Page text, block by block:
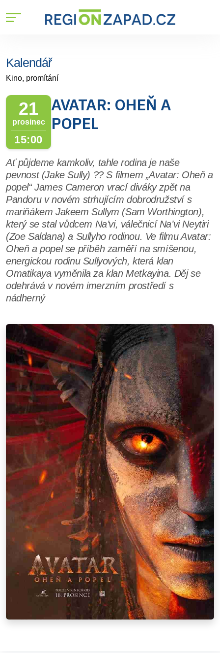
Kalendář
Kino, promítání
21
prosinec
15:00
AVATAR: OHEŇ A
POPEL
Ať půjdeme kamkoliv, tahle rodina je naše
pevnost (Jake Sully) ?? S filmem „Avatar: Oheň a
popel“ James Cameron vrací diváky zpět na
Pandoru v novém strhujícím dobrodružství s
mariňákem Jakeem Sullym (Sam Worthington),
který se stal vůdcem Na’vi, válečnicí Na’vi Neytiri
(Zoe Saldana) a Sullyho rodinou. Ve filmu Avatar:
Oheň a popel se příběh zaměří na smíšenou,
energickou rodinu Sullyových, která klan
Omatikaya vyměnila za klan Metkayina. Děj se
odehrává v novém imerzním prostředí s
nádherný